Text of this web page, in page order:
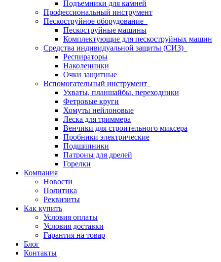
Подъемники для камней
Профессиональный инструмент
Пескоструйное оборудование
Пескоструйные машины
Комплектующие для пескоструйных машин
Средства индивидуальной защиты (СИЗ)
Респираторы
Наколенники
Очки защитные
Вспомогательный инструмент
Ухваты, планшайбы, переходники
Фетровые круги
Хомуты нейлоновые
Леска для триммера
Венчики для строительного миксера
Пробники электрические
Подшипники
Патроны для дрелей
Горелки
Компания
Новости
Политика
Реквизиты
Как купить
Условия оплаты
Условия доставки
Гарантия на товар
Блог
Контакты